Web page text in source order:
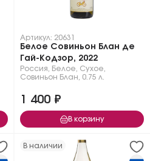
Артикул: 20631
Белое Совиньон Блан де
Гай-Кодзор, 2022
Россия Белое Сухое
Совиньон Блан
0.75 л.
1 400 ₽
В корзину
В наличии